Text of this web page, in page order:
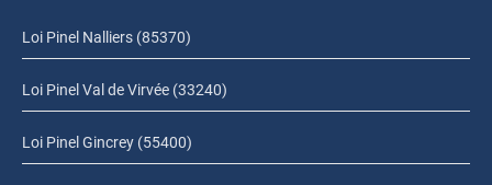
Loi Pinel Nalliers (85370)
Loi Pinel Val de Virvée (33240)
Loi Pinel Gincrey (55400)